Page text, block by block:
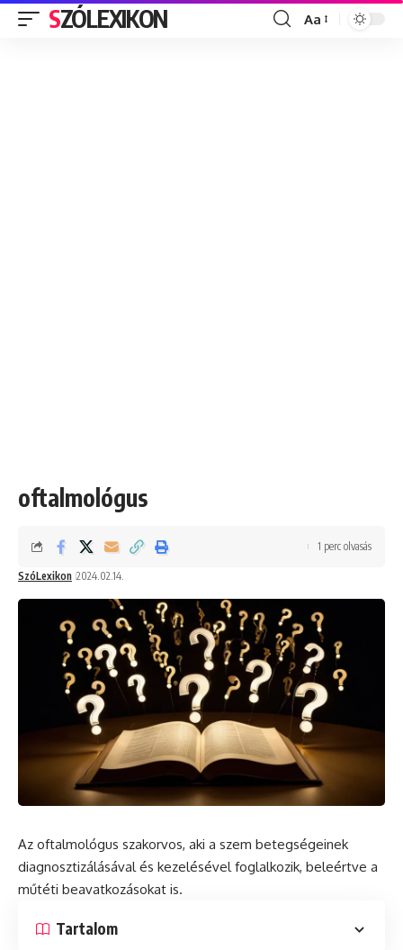
SZÓLEXIKON
Font
Aa
oftalmológus
SzóLexikon 2024.02.14.
1 perc olvasás
Az oftalmológus szakorvos, aki a szem betegségeinek
diagnosztizálásával és kezelésével foglalkozik, beleértve a
műtéti beavatkozásokat is.
Tartalom